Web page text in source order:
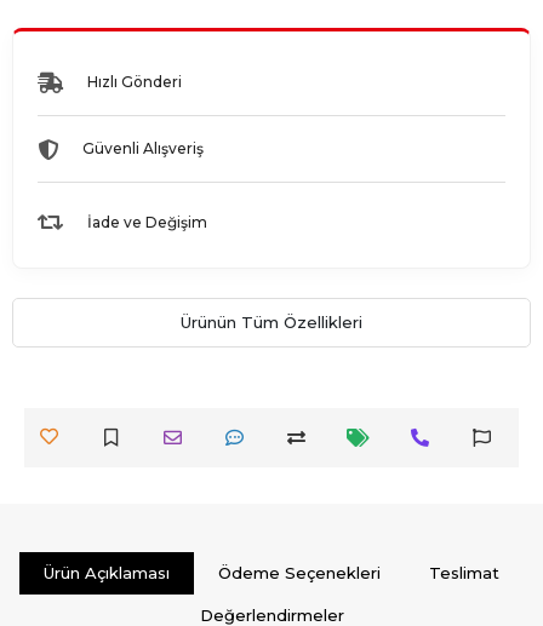
Hızlı Gönderi
Güvenli Alışveriş
İade ve Değişim
Ürünün Tüm Özellikleri
Ürün Açıklaması Ödeme Seçenekleri Teslimat
Değerlendirmeler